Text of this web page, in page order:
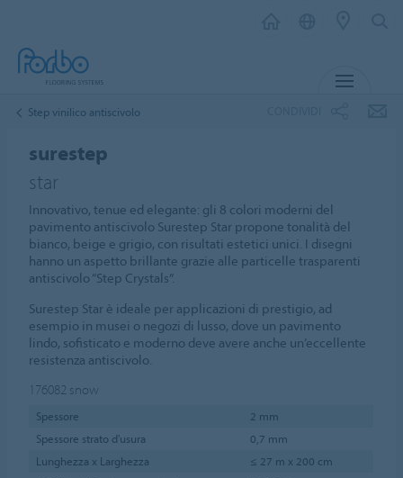
Step vinilico antiscivolo
surestep
star
Innovativo, tenue ed elegante: gli 8 colori moderni del
pavimento antiscivolo Surestep Star propone tonalità del
bianco, beige e grigio, con risultati estetici unici. I disegni
hanno un aspetto brillante grazie alle particelle trasparenti
antiscivolo “Step Crystals”.
Surestep Star è ideale per applicazioni di prestigio, ad
esempio in musei o negozi di lusso, dove un pavimento
lindo, sofisticato e moderno deve avere anche un’eccellente
resistenza antiscivolo.
176082 snow
Spessore
2 mm
Spessore strato d'usura
0,7 mm
Lunghezza x Larghezza
≤ 27 m x 200 cm